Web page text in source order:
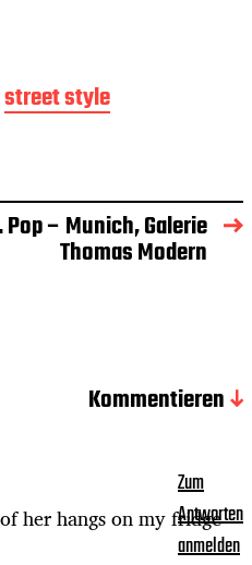
street style
Pop – Munich, Galerie
Thomas Modern
Kommentieren
her hangs on my fridge
Zum
Antworten
anmelden